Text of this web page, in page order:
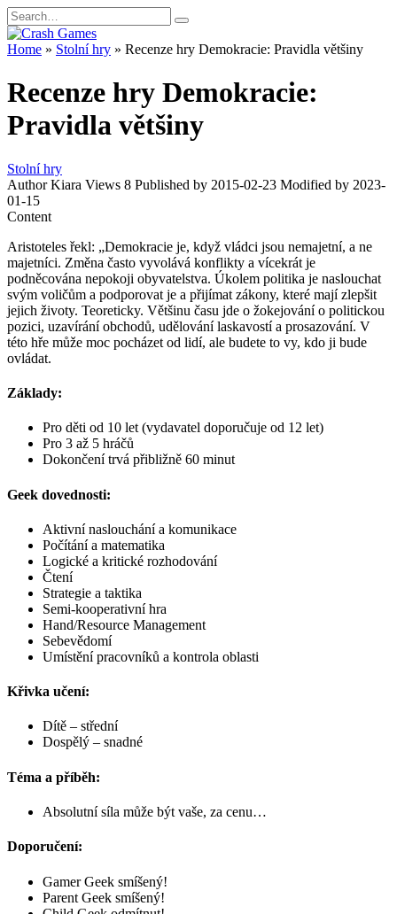
Skip
to
content
Search
for:
Home » Stolní hry » Recenze hry Demokracie: Pravidla většiny
Recenze hry Demokracie:
Pravidla většiny
Stolní hry
Author Kiara Views 8 Published by 2015-02-23 Modified by 2023-
01-15
Content
Aristoteles řekl: „Demokracie je, když vládci jsou nemajetní, a ne
majetníci. Změna často vyvolává konflikty a vícekrát je
podněcována nepokoji obyvatelstva. Úkolem politika je naslouchat
svým voličům a podporovat je a přijímat zákony, které mají zlepšit
jejich životy. Teoreticky. Většinu času jde o žokejování o politickou
pozici, uzavírání obchodů, udělování laskavostí a prosazování. V
této hře může moc pocházet od lidí, ale budete to vy, kdo ji bude
ovládat.
Základy:
Pro děti od 10 let (vydavatel doporučuje od 12 let)
Pro 3 až 5 hráčů
Dokončení trvá přibližně 60 minut
Geek dovednosti:
Aktivní naslouchání a komunikace
Počítání a matematika
Logické a kritické rozhodování
Čtení
Strategie a taktika
Semi-kooperativní hra
Hand/Resource Management
Sebevědomí
Umístění pracovníků a kontrola oblasti
Křivka učení:
Dítě – střední
Dospělý – snadné
Téma a příběh:
Absolutní síla může být vaše, za cenu…
Doporučení:
Gamer Geek smíšený!
Parent Geek smíšený!